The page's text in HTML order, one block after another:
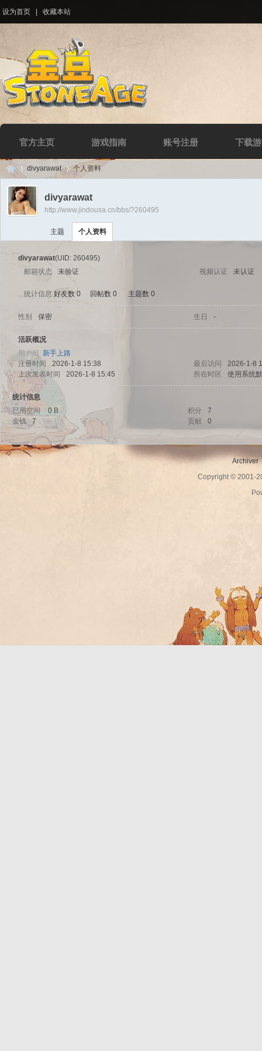
设为首页 收藏本站
官方主页 游戏指南 账号注册 下载
Di
uz!
›
divyarawat 个人资料
divyarawat
http://www.jindousa.cn/bbs/?260495
主题 个人资料
divyarawat(UID: 260495)
邮箱状态
未验证 视频认证 未认证
统计信息 好友数 0 回帖数 0 主题数 0
性别 保密 生日 -
活跃概况
用户组 新手上路
注册时间
2026-1-8 15:38 最后访问
2026-1-8
上次发表时间
2026-1-8 15:45 所在时区 使用系统
统计信息
已用空间
0 B 积分
7
金钱
7 贡献 0
Archiver
Copyright © 2001-